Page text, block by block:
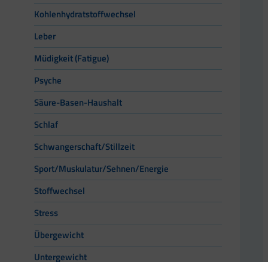
Kohlenhydratstoffwechsel
Leber
Müdigkeit (Fatigue)
Psyche
Säure-Basen-Haushalt
Schlaf
Schwangerschaft/Stillzeit
Sport/Muskulatur/Sehnen/Energie
Stoffwechsel
Stress
Übergewicht
Untergewicht